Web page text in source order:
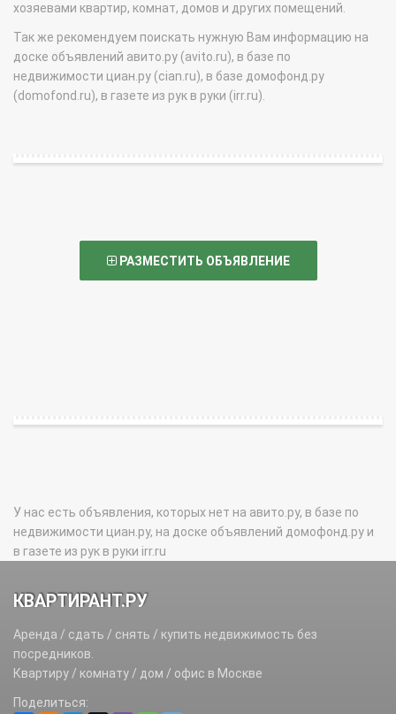
хозяевами квартир, комнат, домов и других помещений.
Так же рекомендуем поискать нужную Вам информацию на
доске объявлений авито.ру (avito.ru), в базе по
недвижимости циан.ру (cian.ru), в базе домофонд.ру
(domofond.ru), в газете из рук в руки (irr.ru).
РАЗМЕСТИТЬ ОБЪЯВЛЕНИЕ
У нас есть объявления, которых нет на авито.ру, в базе по
недвижимости циан.ру, на доске объявлений домофонд.ру и
в газете из рук в руки irr.ru
КВАРТИРАНТ.РУ
Аренда / сдать / снять / купить недвижимость без
посредников.
Квартиру / комнату / дом / офис в Москве
Поделиться: